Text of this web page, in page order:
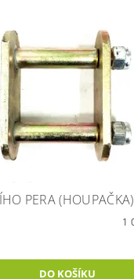
PERA (HOUPAČKA)